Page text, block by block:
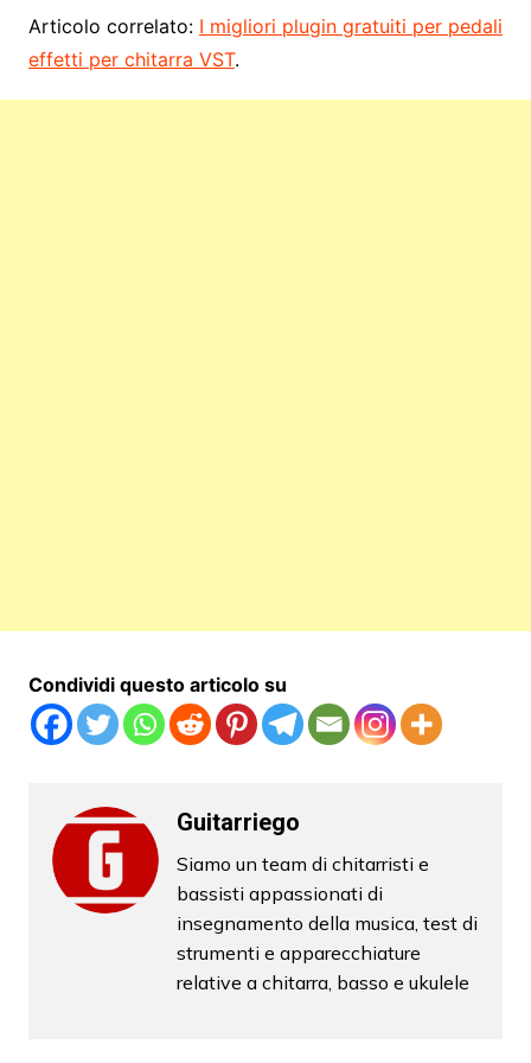
Articolo correlato: I migliori plugin gratuiti per pedali
effetti per chitarra VST.
Condividi questo articolo su
Guitarriego
Siamo un team di chitarristi e
bassisti appassionati di
insegnamento della musica, test di
strumenti e apparecchiature
relative a chitarra, basso e ukulele